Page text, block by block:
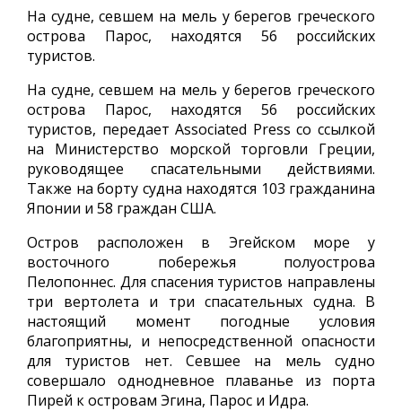
На судне, севшем на мель у берегов греческого
острова Парос, находятся 56 российских
туристов.
На судне, севшем на мель у берегов греческого
острова Парос, находятся 56 российских
туристов, передает Associated Press со ссылкой
на Министерство морской торговли Греции,
руководящее спасательными действиями.
Также на борту судна находятся 103 гражданина
Японии и 58 граждан США.
Остров расположен в Эгейском море у
восточного побережья полуострова
Пелопоннес. Для спасения туристов направлены
три вертолета и три спасательных судна. В
настоящий момент погодные условия
благоприятны, и непосредственной опасности
для туристов нет. Севшее на мель судно
совершало однодневное плаванье из порта
Пирей к островам Эгина, Парос и Идра.